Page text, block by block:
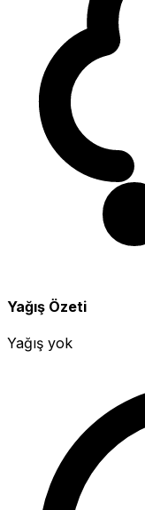
Yağış Özeti
Yağış yok